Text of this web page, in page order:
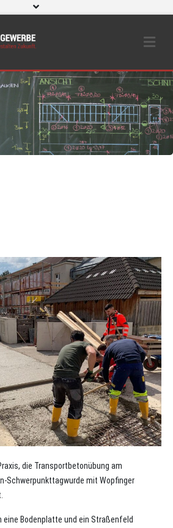
die Transportbetonübung am
Schwerpunkttagwurde mit Wopfinger
eine Bodenplatte und ein Straßenfeld